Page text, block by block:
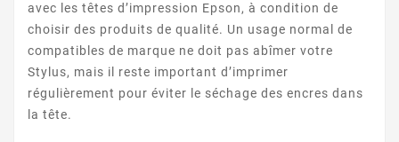
STYLUS OFFICE BX310FN
avec les têtes d’impression Epson, à condition de
choisir des produits de qualité. Un usage normal de
compatibles de marque ne doit pas abîmer votre
Stylus, mais il reste important d’imprimer
régulièrement pour éviter le séchage des encres dans
la tête.